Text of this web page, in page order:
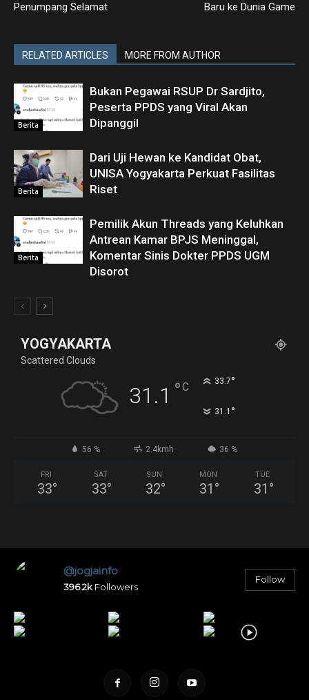
Penumpang Selamat
Baru ke Dunia Game
RELATED ARTICLES MORE FROM AUTHOR
Berita
Bukan Pegawai RSUP Dr Sardjito,
Peserta PPDS yang Viral Akan
Dipanggil
Berita
Dari Uji Hewan ke Kandidat Obat,
UNISA Yogyakarta Perkuat Fasilitas
Riset
Berita
Pemilik Akun Threads yang Keluhkan
Antrean Kamar BPJS Meninggal,
Komentar Sinis Dokter PPDS UGM
Disorot
YOGYAKARTA
Scattered Clouds
31.1 °C 33.7°
31.1 °
56 % 2.4kmh 36 %
FRI
33°
SAT
33°
SUN
32°
MON
31 °
TUE
31 °
@jogjainfo
396.2k Followers
Follow